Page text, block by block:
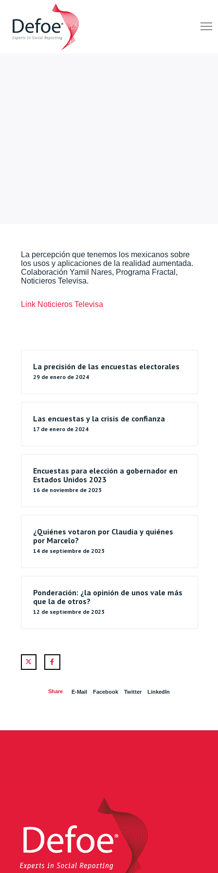
DEFOE MX 13 De Octubre De 2017
La percepción que tenemos los mexicanos sobre
los usos y aplicaciones de la realidad aumentada.
Colaboración Yamil Nares, Programa Fractal,
Noticieros Televisa.
Link Noticieros Televisa
La precisión de las encuestas electorales
29 de enero de 2024
Las encuestas y la crisis de confianza
17 de enero de 2024
Encuestas para elección a gobernador en
Estados Unidos 2023
16 de noviembre de 2023
¿Quiénes votaron por Claudia y quiénes
por Marcelo?
14 de septiembre de 2023
Ponderación: ¿la opinión de unos vale más
que la de otros?
12 de septiembre de 2023
Share E-Mail Facebook Twitter LinkedIn